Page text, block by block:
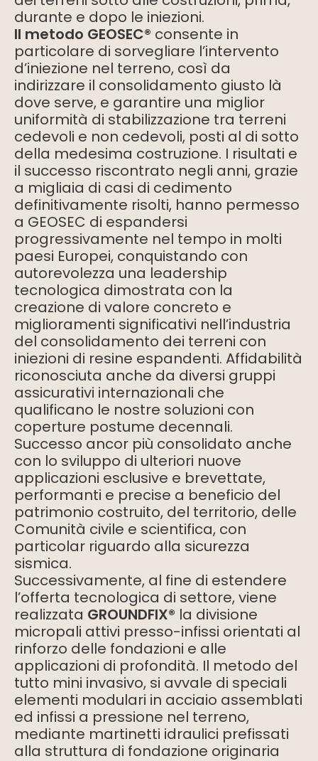
durante e dopo le iniezioni.
Il metodo GEOSEC® consente in
particolare di sorvegliare l’intervento
d’iniezione nel terreno, così da
indirizzare il consolidamento giusto là
dove serve, e garantire una miglior
uniformità di stabilizzazione tra terreni
cedevoli e non cedevoli, posti al di sotto
della medesima costruzione. I risultati e
il successo riscontrato negli anni, grazie
a migliaia di casi di cedimento
definitivamente risolti, hanno permesso
a GEOSEC di espandersi
progressivamente nel tempo in molti
paesi Europei, conquistando con
autorevolezza una leadership
tecnologica dimostrata con la
creazione di valore concreto e
miglioramenti significativi nell’industria
del consolidamento dei terreni con
iniezioni di resine espandenti. Affidabilità
riconosciuta anche da diversi gruppi
assicurativi internazionali che
qualificano le nostre soluzioni con
coperture postume decennali.
Successo ancor più consolidato anche
con lo sviluppo di ulteriori nuove
applicazioni esclusive e brevettate,
performanti e precise a beneficio del
patrimonio costruito, del territorio, delle
Comunità civile e scientifica, con
particolar riguardo alla sicurezza
sismica.
Successivamente, al fine di estendere
l’offerta tecnologica di settore, viene
realizzata GROUNDFIX® la divisione
micropali attivi presso-infissi orientati al
rinforzo delle fondazioni e alle
applicazioni di profondità. Il metodo del
tutto mini invasivo, si avvale di speciali
elementi modulari in acciaio assemblati
ed infissi a pressione nel terreno,
mediante martinetti idraulici prefissati
alla struttura di fondazione originaria